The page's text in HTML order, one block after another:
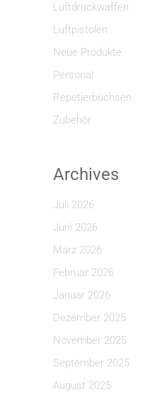
Luftdruckwaffen
Luftpistolen
Neue Produkte
Personal
Repetierbüchsen
Zubehör
Archives
Juli 2026
Juni 2026
März 2026
Februar 2026
Januar 2026
Dezember 2025
November 2025
September 2025
August 2025